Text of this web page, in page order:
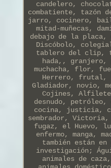
candelero,
combatiente, tazón
jarro, cocinero,
mitad-muñecas,
debajo de la placa,
Discóbolo,
tablero del clip,
hada,,
muchacha, flor,
Herrero, frutal,
Gladiador, novio,
Cojines,
desnudo, petróleo,
cocina, justicia,
sembrador,
fugaz, el Huevo,
enfermo, manga,
también están
investigación;
animales de